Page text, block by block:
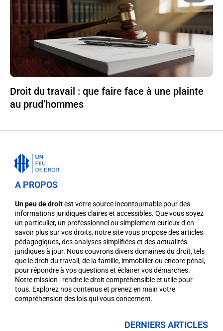
Droit du travail : que faire face à une plainte
au prud’hommes
A PROPOS
Un peu de droitest votre source incontournable pour des
informations juridiques claires et accessibles. Que vous soyez
un particulier, un professionnel ou simplement curieux d’en
savoir plus sur vos droits, notre site vous propose des articles
pédagogiques, des analyses simplifiées et des actualités
juridiques à jour. Nous couvrons divers domaines du droit, tels
que le droit du travail, de la famille, immobilier ou encore pénal,
pour répondre à vos questions et éclairer vos démarches.
Notre mission : rendre le droit compréhensible et utile pour
tous. Explorez nos contenus et prenez en main votre
compréhension des lois qui vous concernent.
DERNIERS ARTICLES